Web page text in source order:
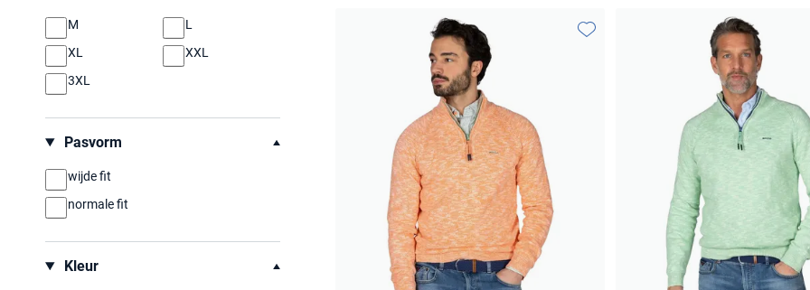
M
L
XL
XXL
3XL
Pasvorm
wijde fit
normale fit
Kleur
Toevoegen aan favorieten